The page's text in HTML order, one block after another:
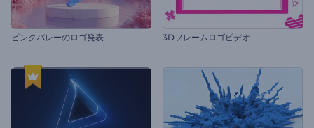
ピンクバレーのロゴ発表 3Dフレームロゴビデオ